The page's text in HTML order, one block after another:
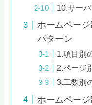
10.サー
ホームペー
パターン
1.項目別
2.ページ
3.工数別
ホームペー